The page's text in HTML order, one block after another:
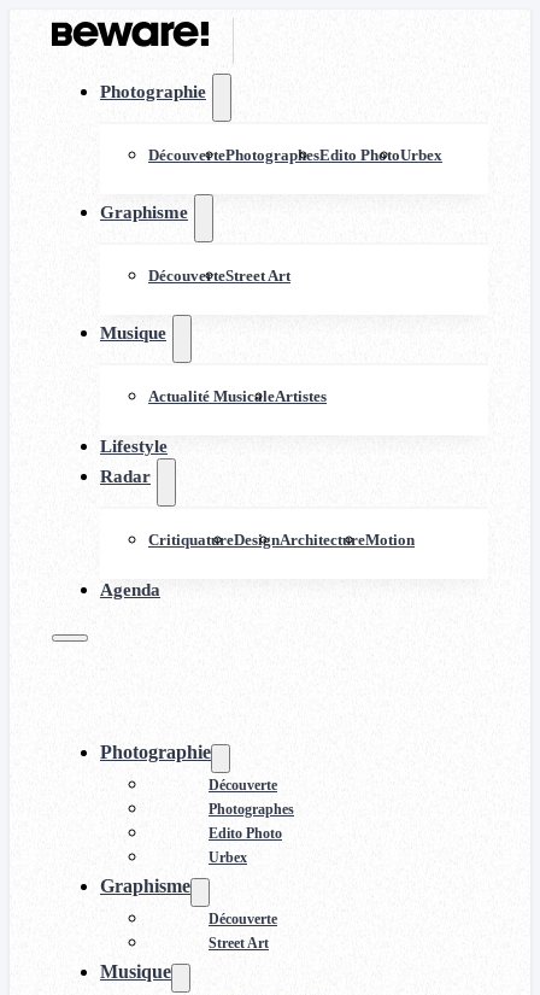
Photographie
DécouvertePhotographesEdito PhotoUrbex
Graphisme
DécouverteStreet Art
Musique
Actualité MusicaleArtistes
Lifestyle
Radar
CritiquatureDesignArchitectureMotion
Agenda
Photographie
Découverte
Photographes
Edito Photo
Urbex
Graphisme
Découverte
Street Art
Musique